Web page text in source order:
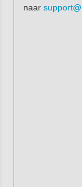
naar